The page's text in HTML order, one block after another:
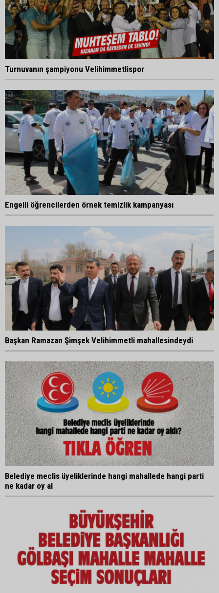
Turnuvanın şampiyonu Velihimmetlispor
Engelli öğrencilerden örnek temizlik kampanyası
Başkan Ramazan Şimşek Velihimmetli mahallesindeydi
Belediye meclis üyeliklerinde hangi mahallede hangi parti
ne kadar oy al